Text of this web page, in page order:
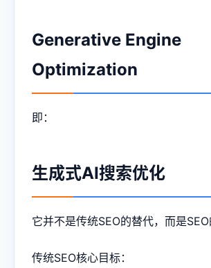
Generative Engine
Optimization
即：
生成式AI搜索优化
它并不是传统SEO的替代，而是SEO
传统SEO核心目标：